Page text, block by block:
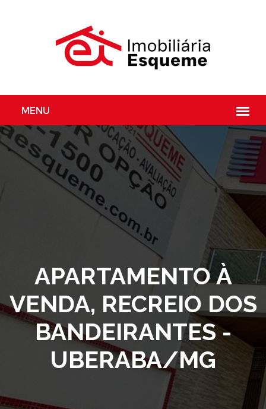
APARTAMENTO À
VENDA, RECREIO DOS
BANDEIRANTES -
UBERABA/MG